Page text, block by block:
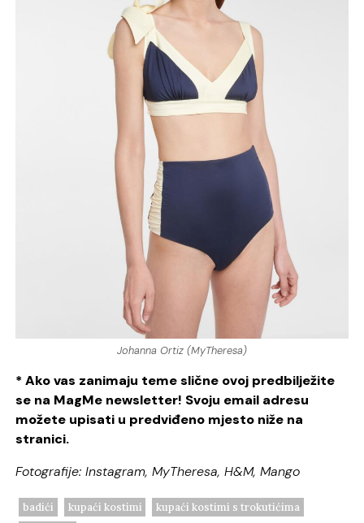
Johanna Ortiz (MyTheresa)
* Ako vas zanimaju teme slične ovoj predbilježite
se na MagMe newsletter! Svoju email adresu
možete upisati u predviđeno mjesto niže na
stranici.
Fotografije: Instagram, MyTheresa, H&M, Mango
badići kupaći kostimi
kupaći kostimi s trokutićima